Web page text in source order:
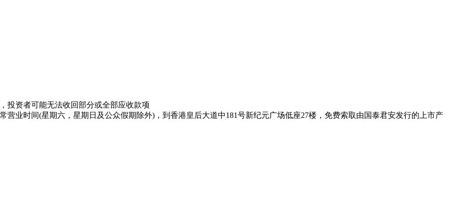
投资者可能无法收回部分或全部应收款项
营业时间(星期六，星期日及公众假期除外)，到香港皇后大道中181号新纪元广场低座27楼，免费索取由国泰君安发行的上市产